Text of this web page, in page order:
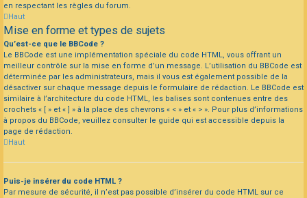
en respectant les règles du forum.
Haut
Mise en forme et types de sujets
Qu’est-ce que le BBCode ?
Le BBCode est une implémentation spéciale du code HTML, vous offrant un
meilleur contrôle sur la mise en forme d’un message. L’utilisation du BBCode est
déterminée par les administrateurs, mais il vous est également possible de la
désactiver sur chaque message depuis le formulaire de rédaction. Le BBCode est
similaire à l’architecture du code HTML, les balises sont contenues entre des
crochets « [ » et « ] » à la place des chevrons « < » et « > ». Pour plus d’informations
à propos du BBCode, veuillez consulter le guide qui est accessible depuis la
page de rédaction.
Haut
Puis-je insérer du code HTML ?
Par mesure de sécurité, il n’est pas possible d’insérer du code HTML sur ce